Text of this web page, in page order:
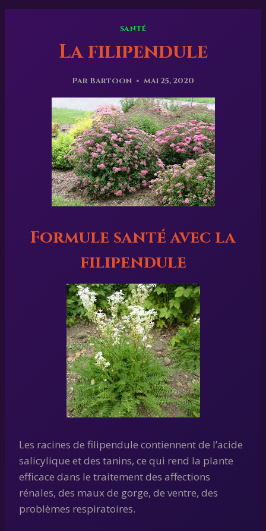
SANTÉ
La filipendule
Par Bartoon mai 25, 2020
Formule santé avec la
filipendule
Les racines de filipendule contiennent de l’acide
salicylique et des tanins, ce qui rend la plante
efficace dans le traitement des affections
rénales, des maux de gorge, de ventre, des
problèmes respiratoires.